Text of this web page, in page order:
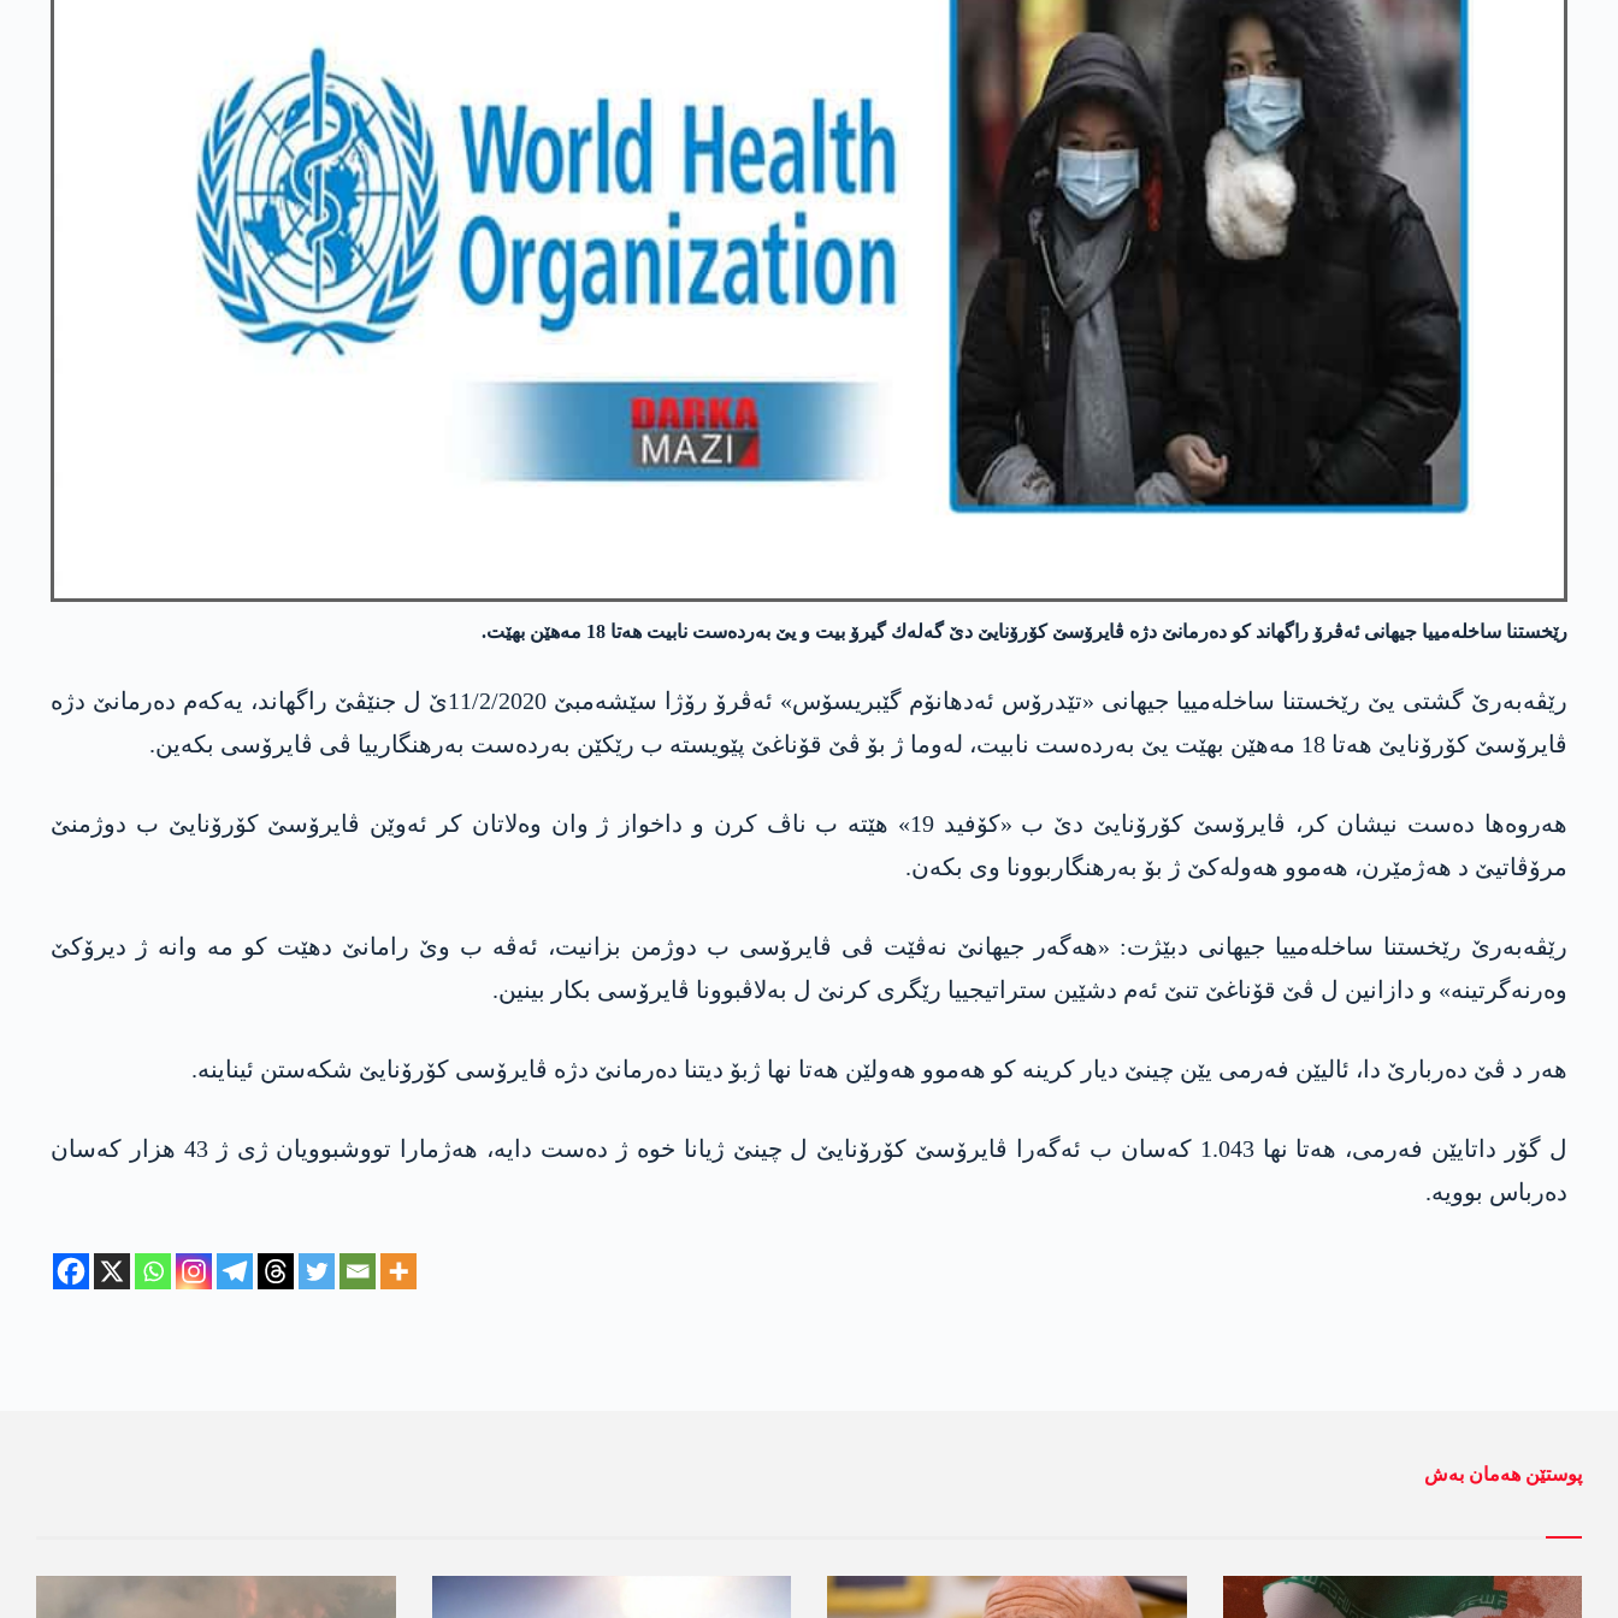
رێخستنا ساخله‌مییا جیهانی ئه‌ڤرۆ راگهاند كو ده‌رمانێ دژه‌ ڤایرۆسێ كۆرۆنایێ دێ گه‌له‌ك گیرۆ بیت و یێ به‌رده‌ست نابیت هه‌تا 18 مه‌هێن بهێت.
رێڤه‌به‌رێ گشتی یێ رێخستنا ساخله‌مییا جیهانی «تێدرۆس ئه‌دهانۆم گێبریسۆس» ئه‌ڤرۆ رۆژا سێشه‌مبێ 11/2/2020ێ ل جنێڤێ راگهاند، یه‌كه‌م ده‌رمانێ دژه‌
ڤایرۆسێ كۆرۆنایێ هه‌تا 18 مه‌هێن بهێت یێ به‌رده‌ست نابیت، له‌وما ژ بۆ ڤێ قۆناغێ پێویسته‌ ب رێكێن به‌رده‌ست به‌رهنگارییا ڤی ڤایرۆسی بكه‌ین.
هه‌روه‌ها ده‌ست نیشان كر، ڤایرۆسێ كۆرۆنایێ دێ ب «كۆفید 19» هێته‌ ب ناڤ كرن و داخواز ژ وان وه‌لاتان كر ئه‌وێن ڤایرۆسێ كۆرۆنایێ ب دوژمنێ
مرۆڤاتیێ د هه‌ژمێرن، هه‌موو هه‌وله‌كێ ژ بۆ به‌رهنگاربوونا وی بكه‌ن.
رێڤه‌به‌رێ رێخستنا ساخله‌مییا جیهانی دبێژت: «هه‌گه‌ر جیهانێ نه‌ڤێت ڤی ڤایرۆسی ب دوژمن بزانیت، ئه‌ڤه‌ ب وێ رامانێ دهێت كو مه‌ وانه‌ ژ دیرۆكێ
وه‌رنه‌گرتینه‌» و دازانین ل ڤێ قۆناغێ تنێ ئه‌م دشێین ستراتیجییا رێگری كرنێ ل به‌لاڤبوونا ڤایرۆسی بكار بینین.
هه‌ر د ڤێ ده‌ربارێ دا، ئالیێن فه‌رمی یێن چینێ دیار كرینه‌ كو هه‌موو هه‌ولێن هه‌تا نها ژبۆ دیتنا ده‌رمانێ دژه‌ ڤایرۆسی كۆرۆنایێ شكه‌ستن ئیناینه‌.
ل گۆر داتایێن فه‌رمی، هه‌تا نها 1.043 كه‌سان ب ئه‌گه‌را ڤایرۆسێ كۆرۆنایێ ل چینێ ژیانا خوه‌ ژ ده‌ست دایه‌، هه‌ژمارا تووشبوویان ژی ژ 43 هزار كه‌سان
ده‌رباس بوویه‌.
پوستێن ھەمان بەش